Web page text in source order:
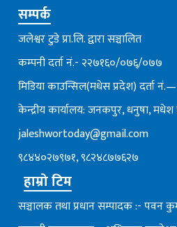
सम्पर्क
जलेश्वर टुडे प्रा.लि. द्वारा सञ्चालित
कम्पनी दर्ता नं.- २२७१६०/०७६्/०७७
मिडिया काउन्सिल(मधेस प्रदेश) दर्ता
केन्द्रीय कार्यालय: जनकपुर, धनुषा, मधेश
jaleshwortoday@gmail.com
९८४४०२७९७१, ९८२४८७७६२७
हाम्रो टिम
सञ्चालक तथा प्रधान सम्पादक :- पवन